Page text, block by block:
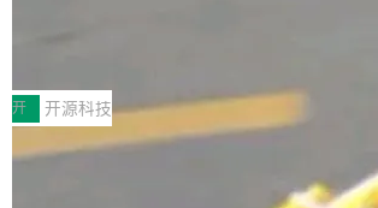
不完。」5T 来自免费额度，3T 来自 Go...
ve JH71XX 的设备，例如 VisionFive 2、PINE
64 STAR64，以及 QEMU。 增强了对 POSIX.1
-2024 和 C23 编程接口标准的兼容性。 compat
_linux(8) 增强了对 Linux 系统调用的支持，包
案
享会在上海举办。鸿蒙生态的全场景智慧营销平
台鲸鸿动能协同华为游戏中心，面向游戏行业开
发者及生态伙伴，系统呈现了平台在游戏领域的
完整能力版图——从IAP高价值用户的全周期经
开 开源科技
技嘉X3D系列再添新成员 B850 AORU
面向AMD Ryzen X3D处理器玩家，技嘉X3D系